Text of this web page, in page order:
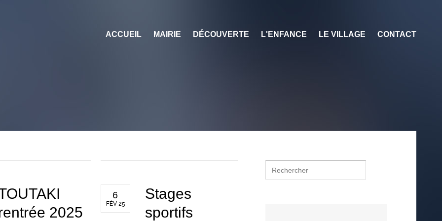
ACCUEIL MAIRIE DÉCOUVERTE L'ENFANCE LE VILLAGE CONTACT
2025
6
FÉV 25
Stages
sportifs